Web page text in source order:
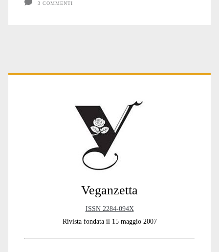
3 COMMENTI
Primary
Veganzetta
ISSN 2284-094X
Rivista fondata il 15 maggio 2007